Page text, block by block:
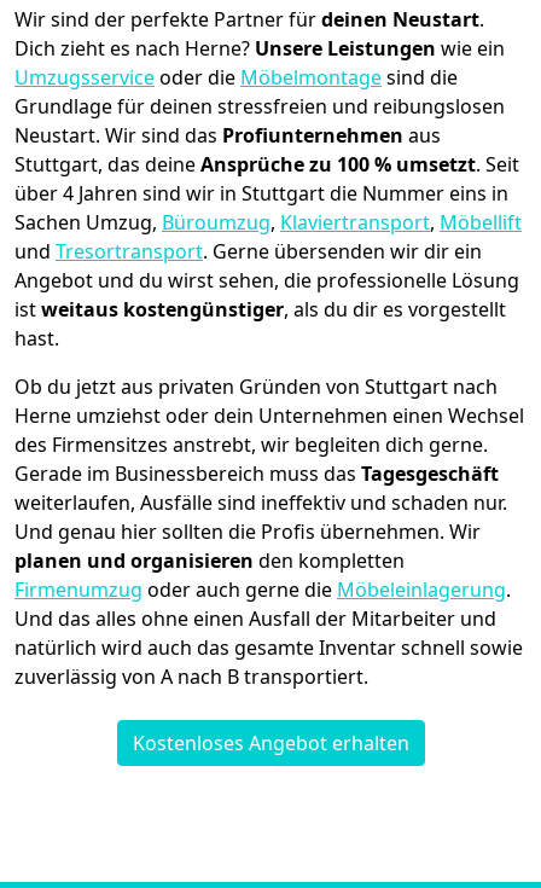
Wir sind der perfekte Partner fürdeinen Neustart.
Dich zieht es nach Herne? Unsere Leistungen wie ein
Umzugsserviceoder die Möbelmontagesind die
Grundlage für deinen stressfreien und reibungslosen
Neustart. Wir sind das Profiunternehmen aus
Stuttgart, das deineAnsprüche zu 100 % umsetzt. Seit
über 4 Jahren sind wir in Stuttgart die Nummer eins in
Sachen Umzug, Büroumzug, Klaviertransport, Möbellift
und Tresortransport. Gerne übersenden wir dir ein
Angebot und du wirst sehen, die professionelle Lösung
istweitaus kostengünstiger, als du dir es vorgestellt
hast.
Ob du jetzt aus privaten Gründen von Stuttgart nach
Herne umziehst oder dein Unternehmen einen Wechsel
des Firmensitzes anstrebt, wir begleiten dich gerne.
Gerade im Businessbereich muss das Tagesgeschäft
weiterlaufen, Ausfälle sind ineffektiv und schaden nur.
Und genau hier sollten die Profis übernehmen. Wir
planen und organisieren den kompletten
Firmenumzug oder auch gerne die Möbeleinlagerung.
Und das alles ohne einen Ausfall der Mitarbeiter und
natürlich wird auch das gesamte Inventar schnell sowie
zuverlässig von A nach B transportiert.
Kostenloses Angebot erhalten